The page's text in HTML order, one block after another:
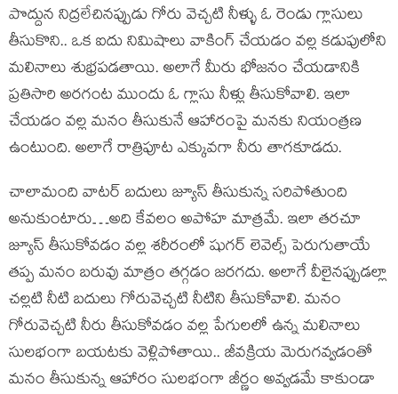
పొద్దున నిద్రలేచినప్పుడు గోరు వెచ్చటి నీళ్ళు ఓ రెండు గ్లాసులు
తీసుకొని.. ఒక ఐదు నిమిషాలు వాకింగ్ చేయడం వల్ల కడుపులోని
మలినాలు శుభ్రపడతాయి. అలాగే మీరు భోజనం చేయడానికి
ప్రతిసారి అరగంట ముందు ఓ గ్లాసు నీళ్లు తీసుకోవాలి. ఇలా
చేయడం వల్ల మనం తీసుకునే ఆహారంపై మనకు నియంత్రణ
ఉంటుంది. అలాగే రాత్రిపూట ఎక్కువగా నీరు తాగకూడదు.
చాలామంది వాటర్ బదులు జ్యూస్ తీసుకున్న సరిపోతుంది
అనుకుంటారు…అది కేవలం అపోహ మాత్రమే. ఇలా తరచూ
జ్యూస్ తీసుకోవడం వల్ల శరీరంలో షుగర్ లెవెల్స్ పెరుగుతాయే
తప్ప మనం బరువు మాత్రం తగ్గడం జరగదు. అలాగే వీలైనప్పుడల్లా
చల్లటి నీటి బదులు గోరువెచ్చటి నీటిని తీసుకోవాలి. మనం
గోరువెచ్చటి నీరు తీసుకోవడం వల్ల పేగులలో ఉన్న మలినాలు
సులభంగా బయటకు వెళ్లిపోతాయి.. జీవక్రియ మెరుగవ్వడంతో
మనం తీసుకున్న ఆహారం సులభంగా జీర్ణం అవ్వడమే కాకుండా